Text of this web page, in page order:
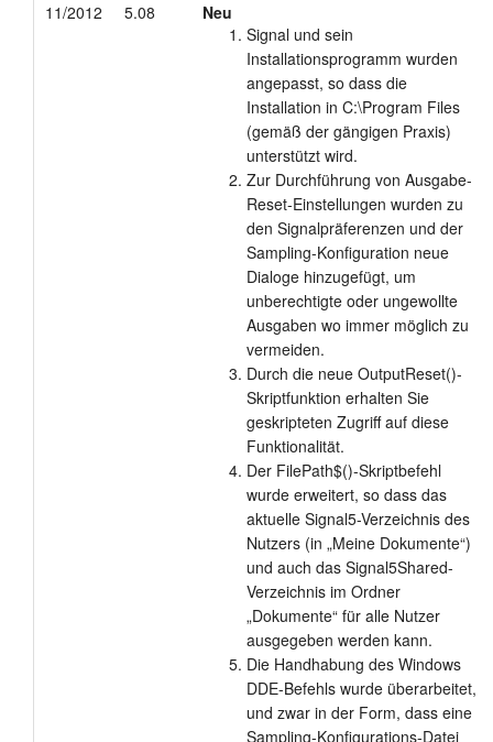
11/2012 5.08
Neu
Signal und sein
Installationsprogramm wurden
angepasst, so dass die
Installation in C:\Program Files
(gemäß der gängigen Praxis)
unterstützt wird.
Zur Durchführung von Ausgabe-
Reset-Einstellungen wurden zu
den Signalpräferenzen und der
Sampling-Konfiguration neue
Dialoge hinzugefügt, um
unberechtigte oder ungewollte
Ausgaben wo immer möglich zu
vermeiden.
Durch die neue OutputReset()-
Skriptfunktion erhalten Sie
geskripteten Zugriff auf diese
Funktionalität.
Der FilePath$()-Skriptbefehl
wurde erweitert, so dass das
aktuelle Signal5-Verzeichnis des
Nutzers (in „Meine Dokumente“)
und auch das Signal5Shared-
Verzeichnis im Ordner
„Dokumente“ für alle Nutzer
ausgegeben werden kann.
Die Handhabung des Windows
DDE-Befehls wurde überarbeitet,
und zwar in der Form, dass eine
Sampling-Konfigurations-Datei